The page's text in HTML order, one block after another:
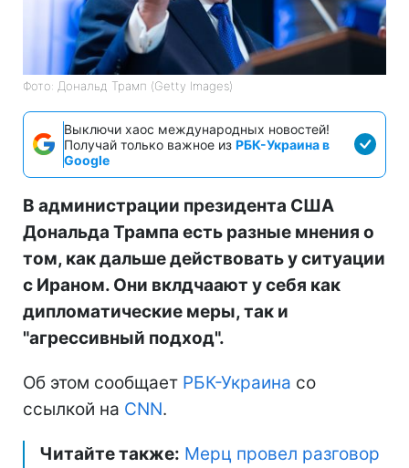
Фото: Дональд Трамп (Getty Images)
Выключи хаос международных новостей!
Получай только важное из РБК-Украина в
Google
В администрации президента США
Дональда Трампа есть разные мнения о
том, как дальше действовать у ситуации
с Ираном. Они вклдчаают у себя как
дипломатические меры, так и
"агрессивный подход".
Об этом сообщает РБК-Украина со
ссылкой на CNN.
Читайте также: Мерц провел разговор